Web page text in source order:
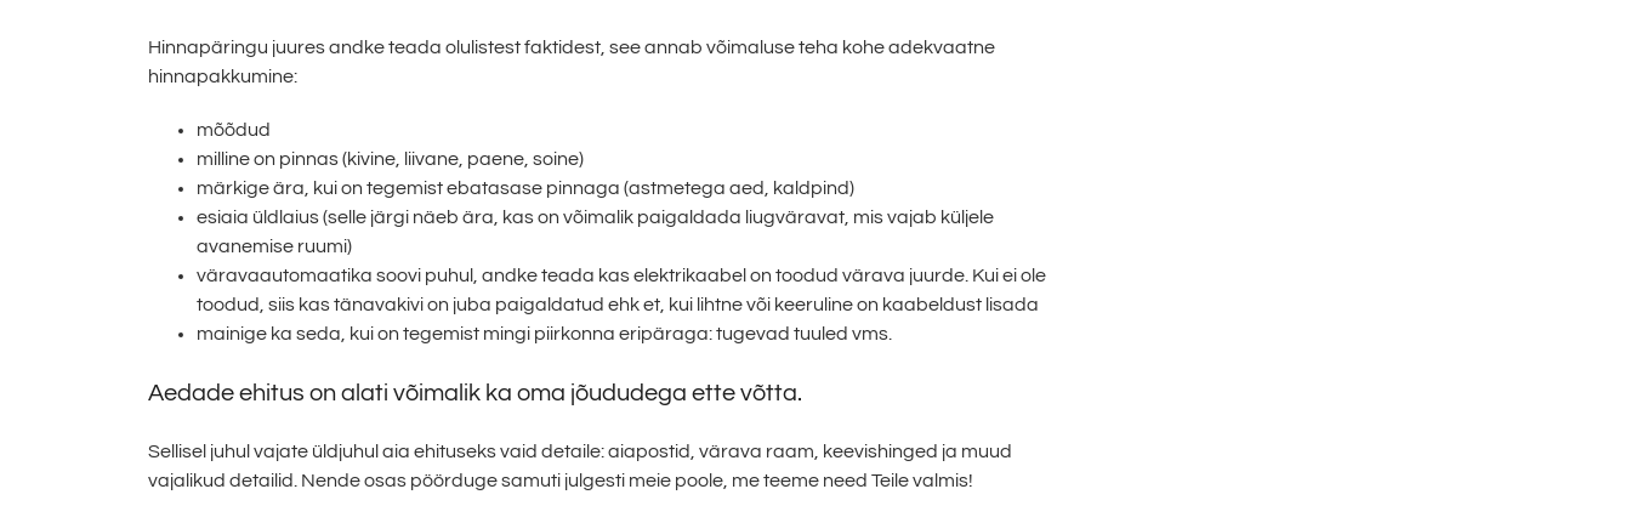
Hinnapäringu juures andke teada olulistest faktidest, see annab võimaluse teha kohe adekvaatne
hinnapakkumine:
mõõdud
milline on pinnas (kivine, liivane, paene, soine)
märkige ära, kui on tegemist ebatasase pinnaga (astmetega aed, kaldpind)
esiaia üldlaius (selle järgi näeb ära, kas on võimalik paigaldada liugväravat, mis vajab küljele
avanemise ruumi)
väravaautomaatika soovi puhul, andke teada kas elektrikaabel on toodud värava juurde. Kui ei ole
toodud, siis kas tänavakivi on juba paigaldatud ehk et, kui lihtne või keeruline on kaabeldust lisada
mainige ka seda, kui on tegemist mingi piirkonna eripäraga: tugevad tuuled vms.
Aedade ehitus on alati võimalik ka oma jõududega ette võtta.
Sellisel juhul vajate üldjuhul aia ehituseks vaid detaile: aiapostid, värava raam, keevishinged ja muud
vajalikud detailid. Nende osas pöörduge samuti julgesti meie poole, me teeme need Teile valmis!